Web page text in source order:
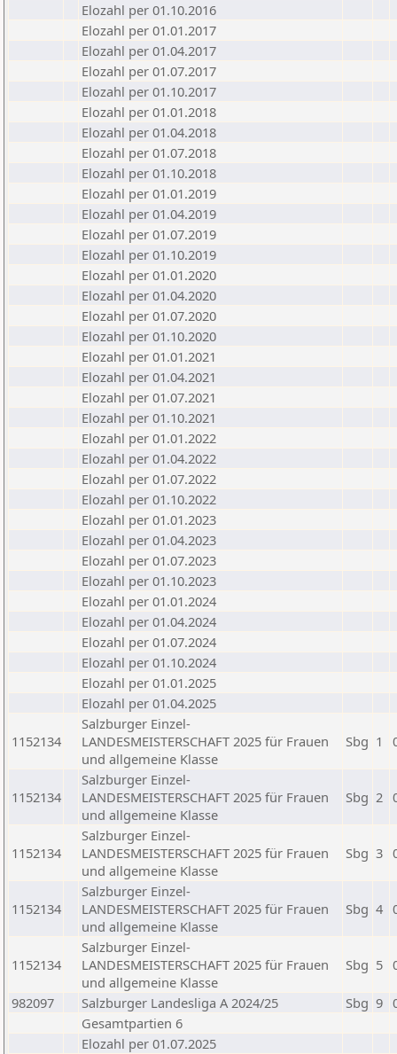
Elozahl per 01.10.2016
Elozahl per 01.01.2017
Elozahl per 01.04.2017
Elozahl per 01.07.2017
Elozahl per 01.10.2017
Elozahl per 01.01.2018
Elozahl per 01.04.2018
Elozahl per 01.07.2018
Elozahl per 01.10.2018
Elozahl per 01.01.2019
Elozahl per 01.04.2019
Elozahl per 01.07.2019
Elozahl per 01.10.2019
Elozahl per 01.01.2020
Elozahl per 01.04.2020
Elozahl per 01.07.2020
Elozahl per 01.10.2020
Elozahl per 01.01.2021
Elozahl per 01.04.2021
Elozahl per 01.07.2021
Elozahl per 01.10.2021
Elozahl per 01.01.2022
Elozahl per 01.04.2022
Elozahl per 01.07.2022
Elozahl per 01.10.2022
Elozahl per 01.01.2023
Elozahl per 01.04.2023
Elozahl per 01.07.2023
Elozahl per 01.10.2023
Elozahl per 01.01.2024
Elozahl per 01.04.2024
Elozahl per 01.07.2024
Elozahl per 01.10.2024
Elozahl per 01.01.2025
Elozahl per 01.04.2025
1152134
Salzburger Einzel-
LANDESMEISTERSCHAFT 2025 für Frauen
und allgemeine Klasse
Sbg 1
1152134
Salzburger Einzel-
LANDESMEISTERSCHAFT 2025 für Frauen
und allgemeine Klasse
Sbg 2
1152134
Salzburger Einzel-
LANDESMEISTERSCHAFT 2025 für Frauen
und allgemeine Klasse
Sbg 3
1152134
Salzburger Einzel-
LANDESMEISTERSCHAFT 2025 für Frauen
und allgemeine Klasse
Sbg 4
1152134
Salzburger Einzel-
LANDESMEISTERSCHAFT 2025 für Frauen
und allgemeine Klasse
Sbg 5
982097 Salzburger Landesliga A 2024/25 Sbg 9
Gesamtpartien 6
Elozahl per 01.07.2025